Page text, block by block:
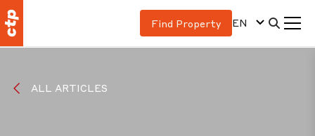
Find Property EN
ALL ARTICLES